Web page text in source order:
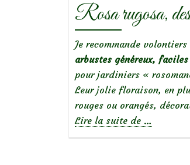
Rosa rugosa,
Je recommande
arbustes généreux,
pour jardiniers «
Leur jolie floraison, en
rouges ou orangés,
Lire la suite de …